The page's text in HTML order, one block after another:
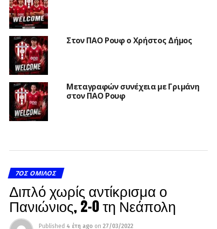
Στον ΠΑΟ Ρουφ ο Χρήστος Δήμος
Μεταγραφών συνέχεια με Γριμάνη
στον ΠΑΟ Ρουφ
7ΟΣ ΌΜΙΛΟΣ
Διπλό χωρίς αντίκρισμα ο
Πανιώνιος, 2-0 τη Νεάπολη
Published 4 έτη ago on 27/03/2022